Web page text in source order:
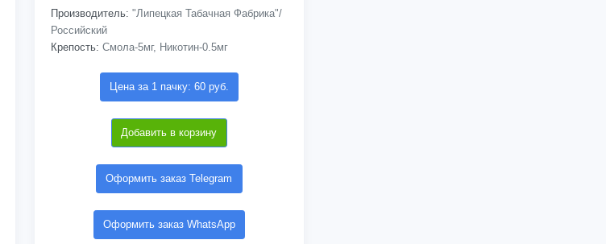
Производитель: "Липецкая Табачная Фабрика"/
Российский
Крепость: Смола-5мг, Никотин-0.5мг
Цена за 1 пачку: 60 руб.
Добавить в корзину
Оформить заказ Telegram
Оформить заказ WhatsApp